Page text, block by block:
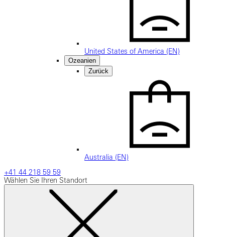
United States of America (EN)
Ozeanien
Zurück
Australia (EN)
+41 44 218 59 59
Wählen Sie Ihren Standort